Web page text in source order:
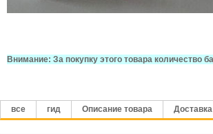
Внимание: За покупку этого товара количество
все гид Описание товара Доставка